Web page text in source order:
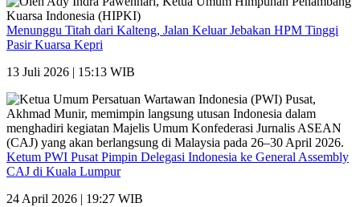
Menunggu Titah dari Kalteng, Jalan Keluar Jebakan HPM Tinggi
Pasir Kuarsa Kepri
13 Juli 2026 | 15:13 WIB
Ketum PWI Pusat Pimpin Delegasi Indonesia ke General Assembly
CAJ di Kuala Lumpur
24 April 2026 | 19:27 WIB